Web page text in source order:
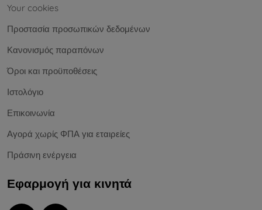
Your cookies
Προστασία προσωπικών δεδομένων
Κανονισμός παραπόνων
Όροι και προϋποθέσεις
Ιστολόγιο
Επικοινωνία
Αγορά χωρίς ΦΠΑ για εταιρείες
Πράσινη ενέργεια
Εφαρμογή για κινητά